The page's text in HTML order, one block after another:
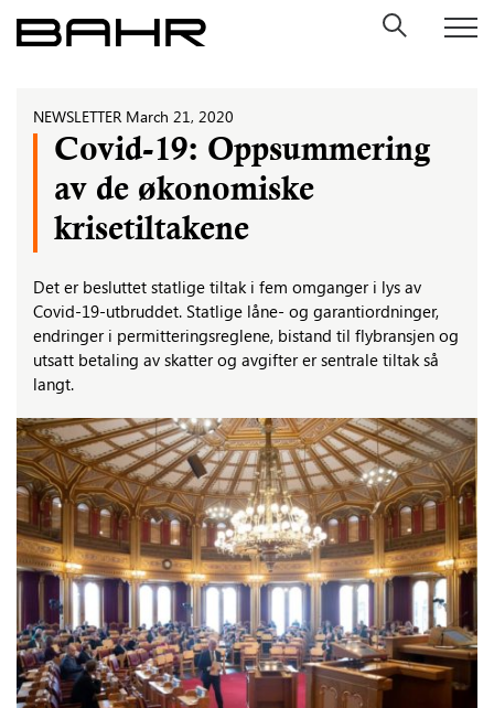
Skip
to
NEWSLETTER March 21, 2020
Covid-19: Oppsummering
av de økonomiske
krisetiltakene
Det er besluttet statlige tiltak i fem omganger i lys av
Covid-19-utbruddet. Statlige låne- og garantiordninger,
endringer i permitteringsreglene, bistand til flybransjen og
utsatt betaling av skatter og avgifter er sentrale tiltak så
langt.